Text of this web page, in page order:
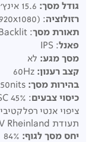
גודל מסך: 15.6 אינץ'
רזולוציה: FHD (1920x1080) ביחס 16:9
תאורת מסך: LED Backlit
פאנל: IPS
מסך מגע: לא
קצב רענון:
60
Hz
בהירות מסך:
250
nits
כיסוי צבעים: 45% NTSC
ציפוי אנטי רפלקטיבי
תעודת TÜV Rheinland
יחס מסך לגוף:
84%